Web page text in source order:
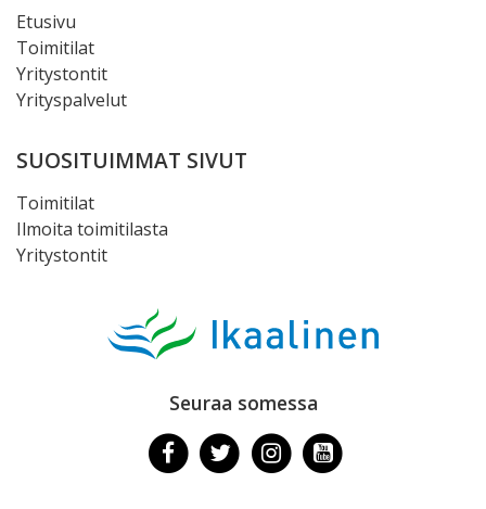
Etusivu
Toimitilat
Yritystontit
Yrityspalvelut
SUOSITUIMMAT SIVUT
Toimitilat
Ilmoita toimitilasta
Yritystontit
Seuraa somessa